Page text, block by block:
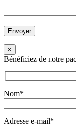
×
Bénéficiez de notre
Nom*
Adresse e-mail*